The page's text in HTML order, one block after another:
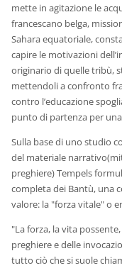
mette in agitazione le
francescano belga,
Sahara equatoriale,
capire le motivazioni
originario di quelle tribù,
mettendoli a confronto
contro l’educazione
punto di partenza per
Sulla base di uno studio
del materiale
preghiere) Tempels
completa dei Bantù, una
valore: la "forza vitale" o
"La forza, la vita
preghiere e delle
tutto ciò che si suole